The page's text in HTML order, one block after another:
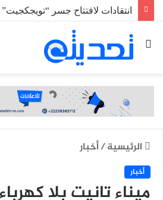
بحث
عن
الرئيسية/أخبار
أخبار